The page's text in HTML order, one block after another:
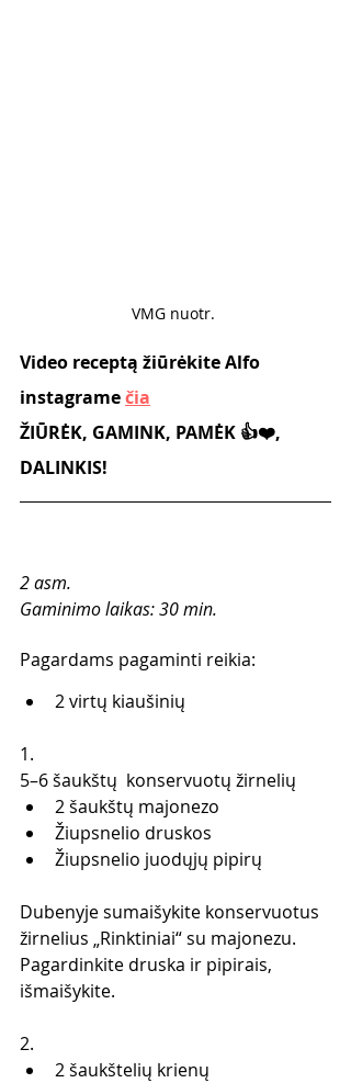
VMG nuotr.
Video receptą žiūrėkite Alfo
instagrame čia
ŽIŪRĖK, GAMINK, PAMĖK 👍❤️,
DALINKIS!
2 asm.
Gaminimo laikas: 30 min.
Pagardams pagaminti reikia:
2 virtų kiaušinių
1.
5–6 šaukštų  konservuotų žirnelių
2 šaukštų majonezo
Žiupsnelio druskos
Žiupsnelio juodųjų pipirų
Dubenyje sumaišykite konservuotus
žirnelius „Rinktiniai“ su majonezu.
Pagardinkite druska ir pipirais,
išmaišykite.
2.
2 šaukštelių krienų